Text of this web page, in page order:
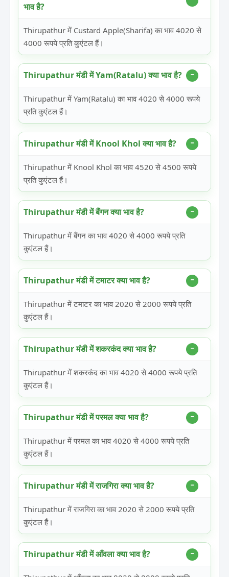
भाव है?
Thirupathur में Custard Apple(Sharifa) का भाव 4020 से
4000 रूपये प्रति कुएंटल हैं।
Thirupathur मंडी में Yam(Ratalu) क्या भाव है?
Thirupathur में Yam(Ratalu) का भाव 4020 से 4000 रूपये
प्रति कुएंटल हैं।
Thirupathur मंडी में Knool Khol क्या भाव है?
Thirupathur में Knool Khol का भाव 4520 से 4500 रूपये
प्रति कुएंटल हैं।
Thirupathur मंडी में बैंगन क्या भाव है?
Thirupathur में बैंगन का भाव 4020 से 4000 रूपये प्रति
कुएंटल हैं।
Thirupathur मंडी में टमाटर क्या भाव है?
Thirupathur में टमाटर का भाव 2020 से 2000 रूपये प्रति
कुएंटल हैं।
Thirupathur मंडी में शकरकंद क्या भाव है?
Thirupathur में शकरकंद का भाव 4020 से 4000 रूपये प्रति
कुएंटल हैं।
Thirupathur मंडी में परमल क्या भाव है?
Thirupathur में परमल का भाव 4020 से 4000 रूपये प्रति
कुएंटल हैं।
Thirupathur मंडी में राजगिरा क्या भाव है?
Thirupathur में राजगिरा का भाव 2020 से 2000 रूपये प्रति
कुएंटल हैं।
Thirupathur मंडी में आँवला क्या भाव है?